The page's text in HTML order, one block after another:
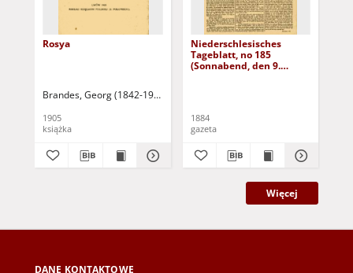
Rosya
Brandes, Georg (1842-1927)
1905
książka
Niederschlesisches
Tageblatt, no 185
(Sonnabend, den 9.
1884
gazeta
Więcej
DANE KONTAKTOWE